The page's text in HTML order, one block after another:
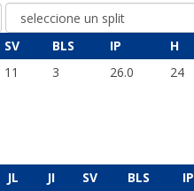
SV BLS IP H
11 3 26.0 24
JL JI SV BLS IP